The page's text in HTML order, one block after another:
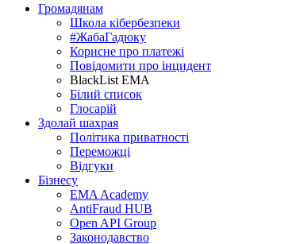
Громадянам
Школа кібербезпеки
#ЖабаГадюку
Корисне про платежі
Повідомити про інцидент
BlackList EMA
Білий список
Глосарій
Здолай шахрая
Політика приватності
Переможцi
Відгуки
Бізнесу
EMA Academy
AntiFraud HUB
Open API Group
Законодавство